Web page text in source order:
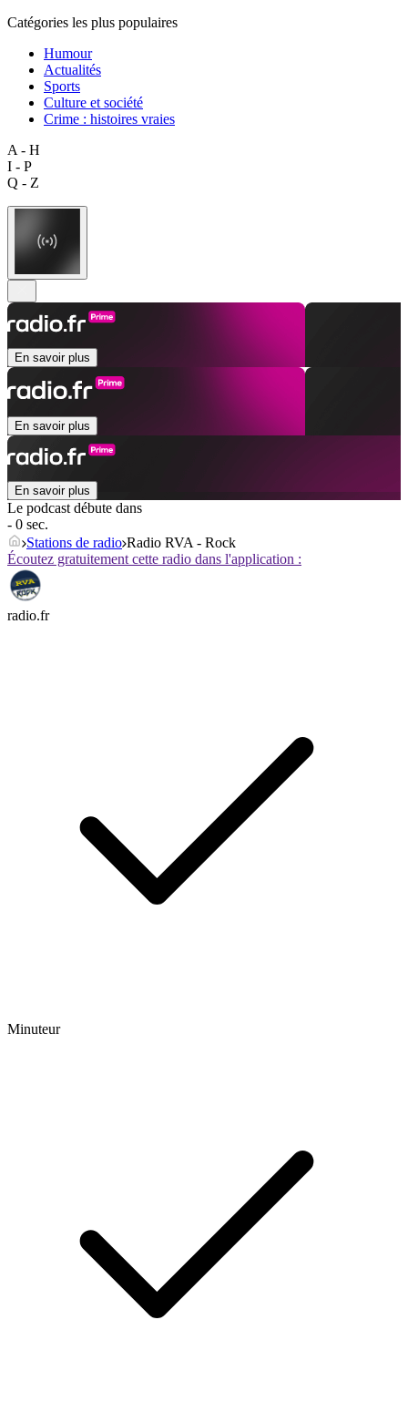
Catégories les plus populaires
Humour
Actualités
Sports
Culture et société
Crime : histoires vraies
A - H
I - P
Q - Z
En savoir plus
En savoir plus
En savoir plus
Le podcast débute dans
- 0 sec.
Stations de radio Radio RVA - Rock
Écoutez gratuitement cette radio dans l'application :
radio.fr
Minuteur